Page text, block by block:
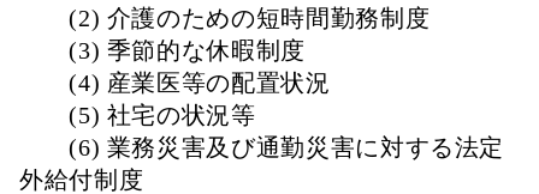
(2) 介護のための短時間勤務制度
(3) 季節的な休暇制度
(4) 産業医等の配置状況
(5) 社宅の状況等
(6) 業務災害及び通勤災害に対する法定
外給付制度